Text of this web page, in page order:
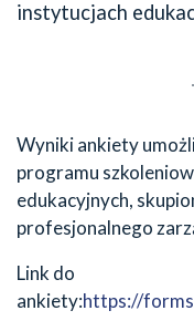
instytucjach
Wyniki ankiety
programu
edukacyjnych,
profesjonalnego
Link do
ankiety:https://